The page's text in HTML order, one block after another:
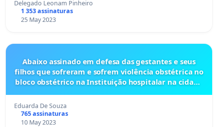
Delegado Leonam Pinheiro
1 353 assinaturas
25 May 2023
Abaixo assinado em defesa das gestantes e seus
filhos que sofreram e sofrem violência obstétrica no
bloco obstétrico na Instituição hospitalar na cidade
Eduarda De Souza
765 assinaturas
10 May 2023